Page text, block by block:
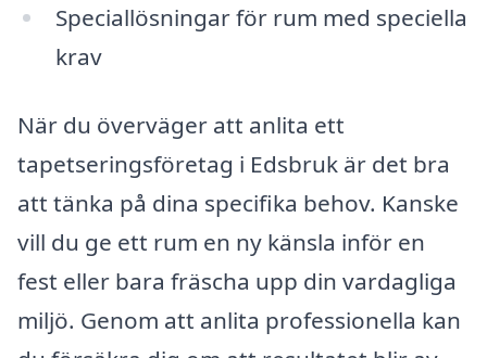
Speciallösningar för rum med speciella
krav
När du överväger att anlita ett
tapetseringsföretag i Edsbruk är det bra
att tänka på dina specifika behov. Kanske
vill du ge ett rum en ny känsla inför en
fest eller bara fräscha upp din vardagliga
miljö. Genom att anlita professionella kan